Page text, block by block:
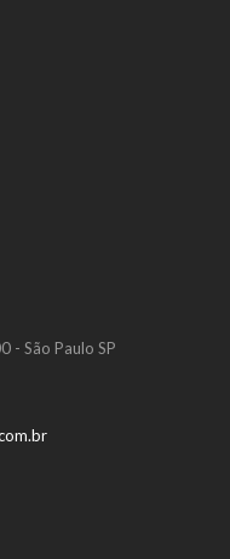
- São Paulo SP